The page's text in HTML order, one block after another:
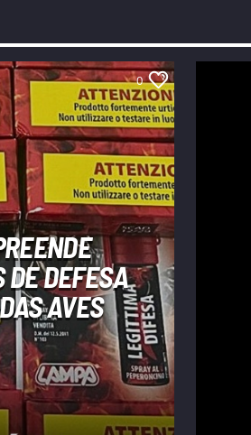
0
DE DEFESA
AVES